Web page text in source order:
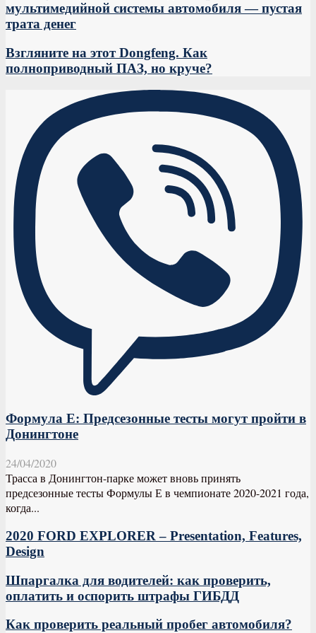
мультимедийной системы автомобиля — пустая
трата денег
Взгляните на этот Dongfeng. Как
полноприводный ПАЗ, но круче?
Формула Е: Предсезонные тесты могут пройти в
Донингтоне
24/04/2020
Трасса в Донингтон-парке может вновь принять
предсезонные тесты Формулы Е в чемпионате 2020-2021 года,
когда...
2020 FORD EXPLORER – Presentation, Features,
Design
Шпаргалка для водителей: как проверить,
оплатить и оспорить штрафы ГИБДД
Как проверить реальный пробег автомобиля?